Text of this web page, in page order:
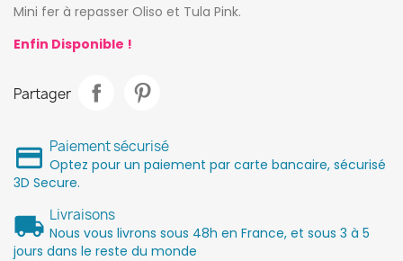
Mini fer à repasser Oliso et Tula Pink.
Enfin Disponible !
Partager
Paiement sécurisé
Optez pour un paiement par carte bancaire, sécurisé
3D Secure.
Livraisons
Nous vous livrons sous 48h en France, et sous 3 à 5
jours dans le reste du monde